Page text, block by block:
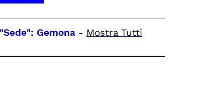
"Sede": Gemona - Mostra Tutti